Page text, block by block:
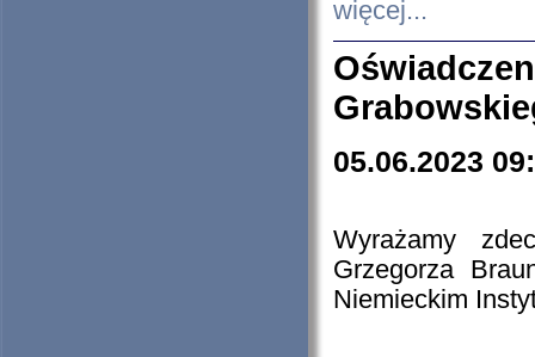
więcej...
05.06.2023
Wyrażamy
Grzegorza
Niemieckim